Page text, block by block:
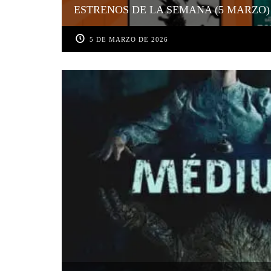
ESTRENOS DE LA SEMANA (5 MARZO)
5 DE MARZO DE 2026